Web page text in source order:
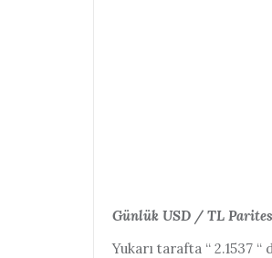
Günlük USD / TL
Yukarı tarafta “ 2.1537 “